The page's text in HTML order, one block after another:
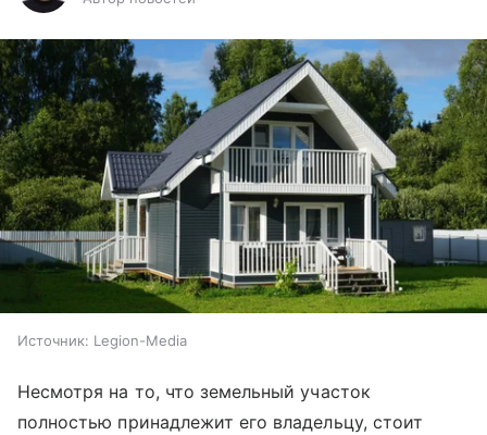
Источник: Legion-Media
Несмотря на то, что земельный участок
полностью принадлежит его владельцу, стоит